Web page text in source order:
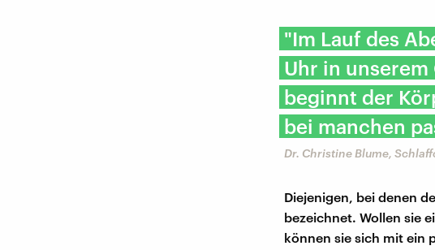
"Im Lauf des
Uhr in
beginnt der
bei manchen
Dr. Christine Blume,
Diejenigen, bei denen
bezeichnet. Wollen sie
können sie sich mit ein